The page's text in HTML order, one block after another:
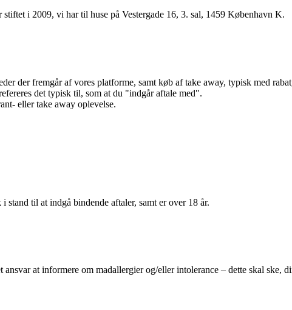
i 2009, vi har til huse på Vestergade 16, 3. sal, 1459 København K.
der fremgår af vores platforme, samt køb af take away, typisk med
det typisk til, som at du "indgår aftale med".
eller take away oplevelse.
stand til at indgå bindende aftaler, samt er over 18 år.
ansvar at informere om madallergier og/eller intolerance – dette skal ske,